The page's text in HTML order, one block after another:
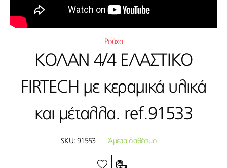
Ρούχα
ΚΟΛΑΝ 4/4 ΕΛΑΣΤΙΚΟ
FIRTECH με κεραμικά υλικά
και μέταλλα. ref.91533
SKU: 91553 Άμεσα διαθέσιμο